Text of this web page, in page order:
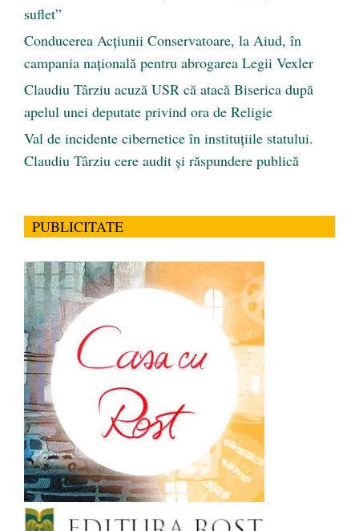
suflet”
Conducerea Acțiunii Conservatoare, la Aiud, în
campania națională pentru abrogarea Legii Vexler
Claudiu Târziu acuză USR că atacă Biserica după
apelul unei deputate privind ora de Religie
Val de incidente cibernetice în instituțiile statului.
Claudiu Târziu cere audit și răspundere publică
PUBLICITATE